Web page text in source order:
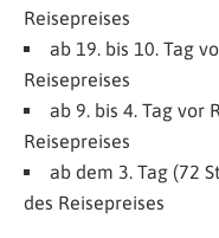
Reisepreises
ab 19. bis 10. Tag
Reisepreises
ab 9. bis 4. Tag vor
Reisepreises
ab dem 3. Tag (72
des Reisepreises